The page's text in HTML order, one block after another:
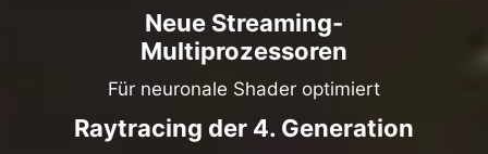
Neue Streaming-
Multiprozessoren
Für neuronale Shader optimiert
Raytracing der 4. Generation